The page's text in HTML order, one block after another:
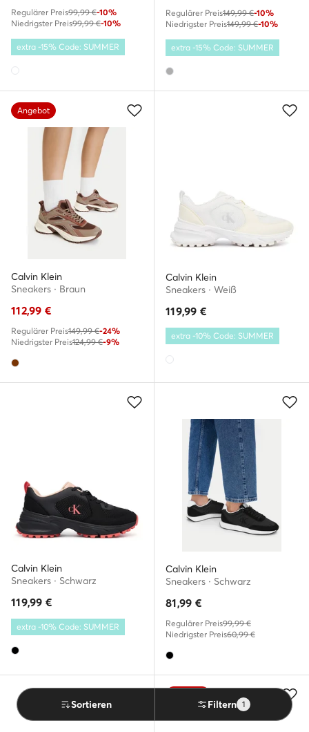
Sortieren Filtern 1
Regulärer Preis99,99 €-10%
Niedrigster Preis99,99 €-10%
extra -15% Code: SUMMER
Regulärer Preis149,99 €-10%
Niedrigster Preis149,99 €-10%
extra -15% Code: SUMMER
Angebot
Calvin Klein
Sneakers · Braun
112,99 €
Regulärer Preis149,99 €-24%
Niedrigster Preis124,99 €-9%
Calvin Klein
Sneakers · Weiß
119,99 €
extra -10% Code: SUMMER
Calvin Klein
Sneakers · Schwarz
119,99 €
extra -10% Code: SUMMER
Calvin Klein
Sneakers · Schwarz
81,99 €
Regulärer Preis99,99 €
Niedrigster Preis60,99 €